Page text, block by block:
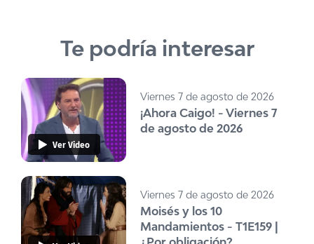
Te podría interesar
Ver Video
Viernes 7 de agosto de 2026
¡Ahora Caigo! - Viernes 7
de agosto de 2026
Viernes 7 de agosto de 2026
Moisés y los 10
Mandamientos - T1E159 |